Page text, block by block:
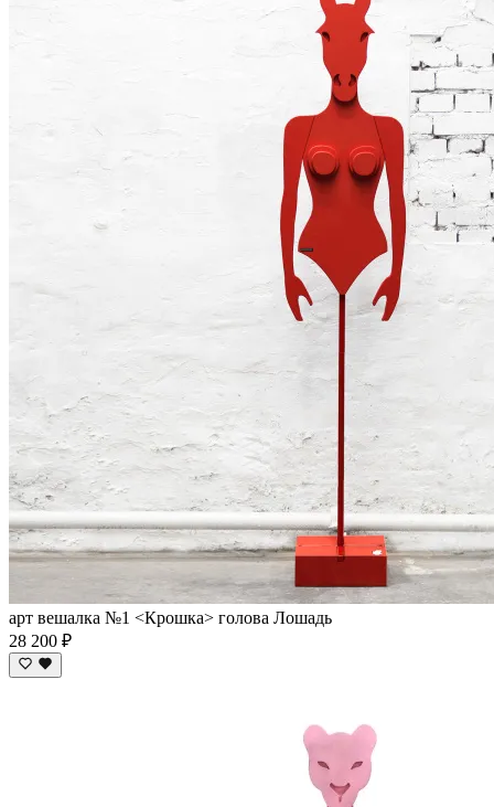
арт вешалка №1 <Крошка> голова Лошадь
28 200 ₽